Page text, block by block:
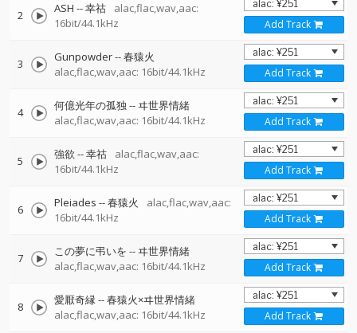
2 ASH --幸祜
alac,flac,wav,aac:
16bit/44.1kHz
Add Track
3 Gunpowder--春猿火
alac,flac,wav,aac: 16bit/44.1kHz
Add Track
4 何億光年の孤独 --ヰ世界情緒
alac,flac,wav,aac: 16bit/44.1kHz
Add Track
5 強欲 --幸祜
alac,flac,wav,aac:
16bit/44.1kHz
Add Track
6 Pleiades --春猿火
alac,flac,wav,aac:
16bit/44.1kHz
Add Track
7 この夢に弔いを --ヰ世界情緒
alac,flac,wav,aac: 16bit/44.1kHz
Add Track
8 愛厭奇縁--春猿火×ヰ世界情緒
alac,flac,wav,aac: 16bit/44.1kHz
Add Track